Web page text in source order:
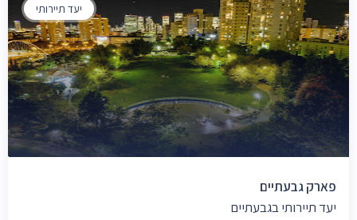
יעד תיירותי
פארק גבעתיים
יעד תיירותי בגבעתיים